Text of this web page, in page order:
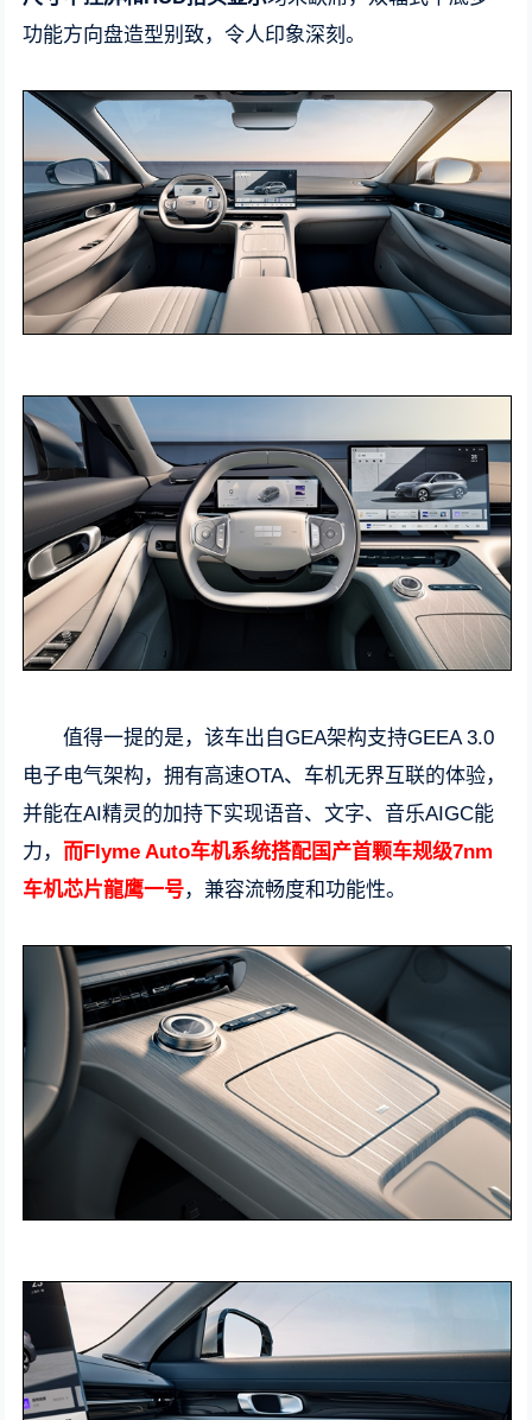
功能方向盘造型别致，令人印象深刻。
值得一提的是，该车出自GEA架构支持GEEA 3.0
电子电气架构，拥有高速OTA、车机无界互联的体验，
并能在AI精灵的加持下实现语音、文字、音乐AIGC能
力， 而Flyme Auto车机系统搭配国产首颗车规级7nm
车机芯片龍鹰一号，兼容流畅度和功能性。